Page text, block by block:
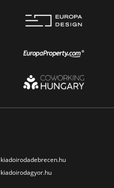
kiadoirodadebrecen.hu
kiadoirodagyor.hu